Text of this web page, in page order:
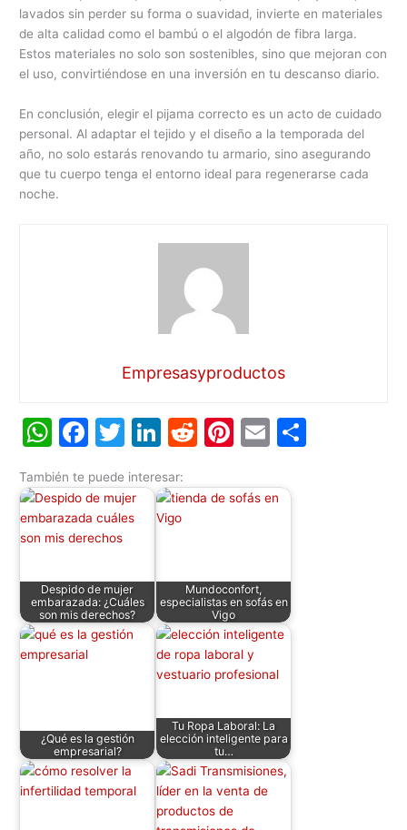
lavados sin perder su forma o suavidad, invierte en materiales
de alta calidad como el bambú o el algodón de fibra larga.
Estos materiales no solo son sostenibles, sino que mejoran con
el uso, convirtiéndose en una inversión en tu descanso diario.
En conclusión, elegir el pijama correcto es un acto de cuidado
personal. Al adaptar el tejido y el diseño a la temporada del
año, no solo estarás renovando tu armario, sino asegurando
que tu cuerpo tenga el entorno ideal para regenerarse cada
noche.
Empresasyproductos
W
at
s
A
p
p
F
c
e
b
o
o
k
T
itt
er
Li
k
e
n
R
d
Pi
er
E
ai
También te puede interesar:
Despido de mujer
embarazada: ¿Cuáles
son mis derechos?
Mundoconfort,
especialistas en sofás en
Vigo
¿Qué es la gestión
empresarial?
Tu Ropa Laboral: La
elección inteligente para
tu…